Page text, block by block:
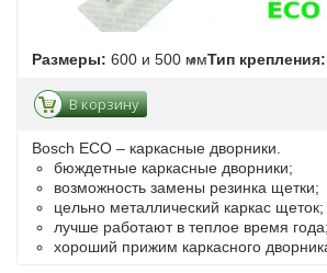
Размеры: 600 и 500 ммТип крепления:
В корзину
Bosch ECO – каркасные дворники.
бюждетные каркасные дворники;
возможность замены резинка щетки;
цельно металлический каркас щеток;
лучше работают в теплое время года;
хороший прижим каркасного